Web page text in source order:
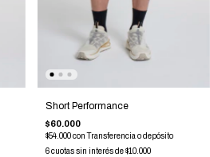
Short Performance
$60.000
$54.000con Transferencia o depósito
6 cuotas sin interés de$10.000